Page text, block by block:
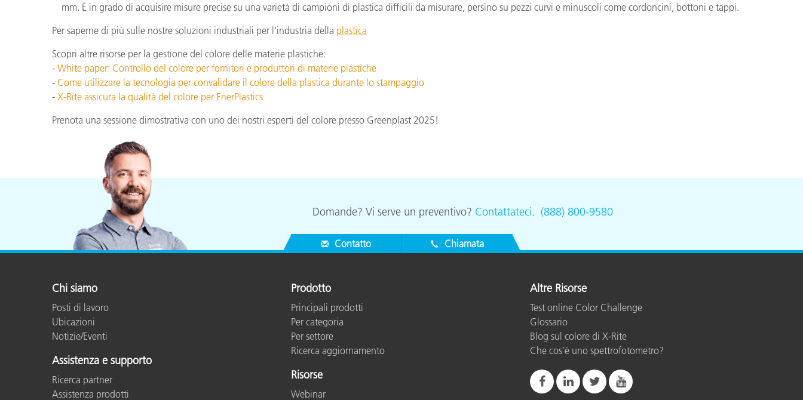
mm. È in grado di acquisire misure precise su una varietà di campioni di plastica difficili da misurare, persino su pezzi curvi e minuscoli come cordoncini, bottoni e tappi.
Per saperne di più sulle nostre soluzioni industriali per l'industria della plastica
Scopri altre risorse per la gestione del colore delle materie plastiche:
- White paper: Controllo del colore per fornitori e produttori di materie plastiche
- Come utilizzare la tecnologia per convalidare il colore della plastica durante lo stampaggio
- X-Rite assicura la qualità del colore per EnerPlastics
Prenota una sessione dimostrativa con uno dei nostri esperti del colore presso Greenplast 2025!
Domande? Vi serve un preventivo? Contattateci. (888) 800-9580
Contatto Chiamata
Chi siamo
Posti di lavoro
Ubicazioni
Notizie/Eventi
Assistenza e supporto
Ricerca partner
Assistenza prodotti
Prodotto
Principali prodotti
Per categoria
Per settore
Ricerca aggiornamento
Risorse
Webinar
Altre Risorse
Test online Color Challenge
Glossario
Blog sul colore di X-Rite
Che cos’è uno spettrofotometro?